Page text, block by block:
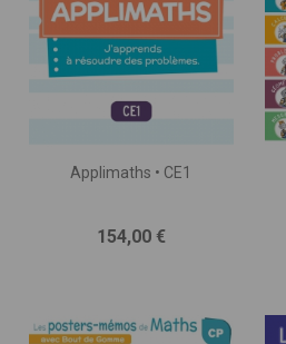
Applimaths • CE1
Prix
154,00 €